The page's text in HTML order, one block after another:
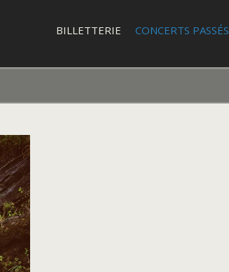
BILLETTERIE CONCERTS PASSÉS